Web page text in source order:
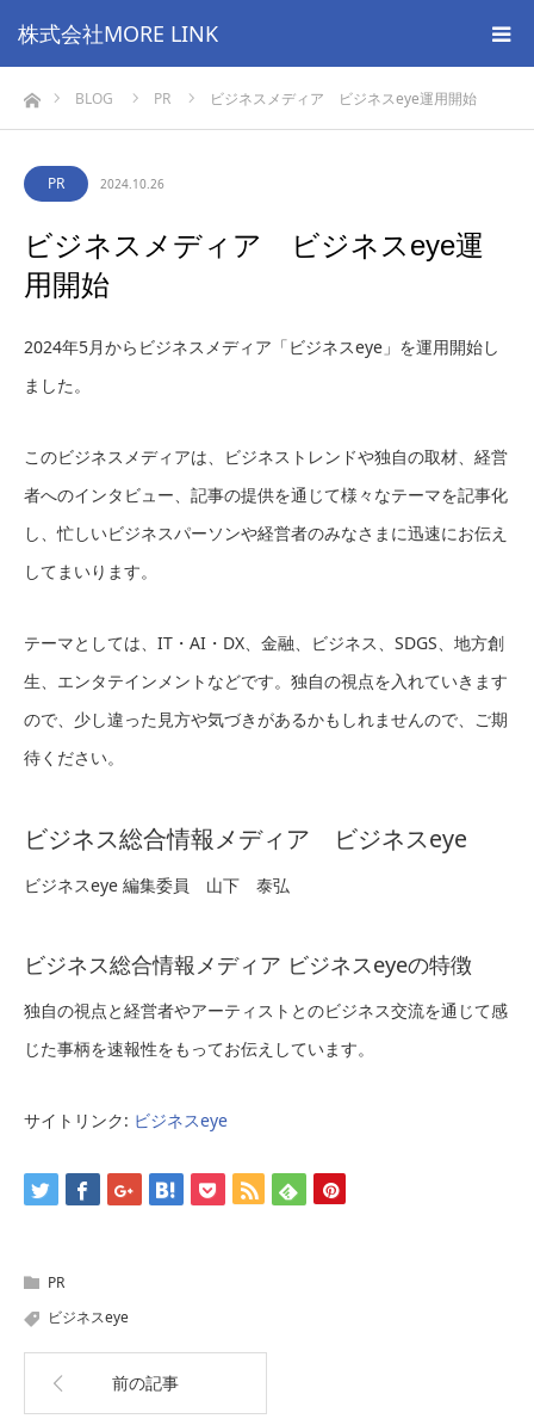
株式会社MORE LINK
ホームBLOG PR ビジネスメディア ビジネスeye運用開始
PR 2024.10.26
ビジネスメディア ビジネスeye運
用開始
2024年5月からビジネスメディア「ビジネスeye」を運用開始し
ました。
このビジネスメディアは、ビジネストレンドや独自の取材、経営
者へのインタビュー、記事の提供を通じて様々なテーマを記事化
し、忙しいビジネスパーソンや経営者のみなさまに迅速にお伝え
してまいります。
テーマとしては、IT・AI・DX、金融、ビジネス、SDGS、地方創
生、エンタテインメントなどです。独自の視点を入れていきます
ので、少し違った見方や気づきがあるかもしれませんので、ご期
待ください。
ビジネス総合情報メディア ビジネスeye
ビジネスeye 編集委員 山下 泰弘
ビジネス総合情報メディア ビジネスeyeの特徴
独自の視点と経営者やアーティストとのビジネス交流を通じて感
じた事柄を速報性をもってお伝えしています。
サイトリンク: ビジネスeye
PR
ビジネスeye
前の記事